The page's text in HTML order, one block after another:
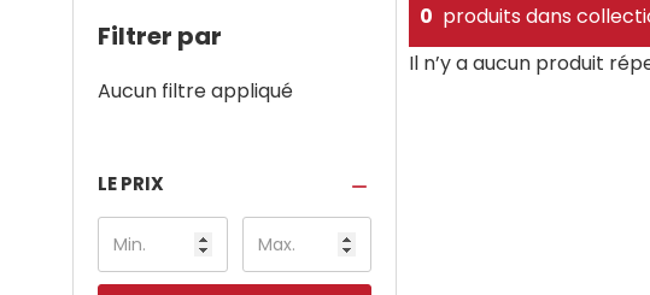
Filtrer par
Aucun filtre appliqué
LE PRIX
0 produits dans
Il n’y a aucun produit